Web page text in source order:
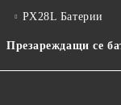
PX28L Батерии
Презареждащи се